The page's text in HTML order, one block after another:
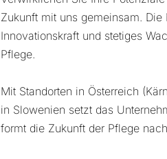
Zukunft mit uns gemeinsam.
Innovationskraft und stetiges
Pflege.
Mit Standorten in Österreich
in Slowenien setzt das
formt die Zukunft der Pflege